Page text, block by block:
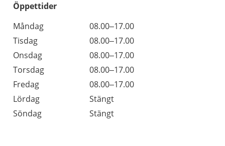
Öppettider
Dag
Öppettider
Kommentarer
Måndag
08.00–17.00
Tisdag
08.00–17.00
Onsdag
08.00–17.00
Torsdag
08.00–17.00
Fredag
08.00–17.00
Lördag
Stängt
Söndag
Stängt